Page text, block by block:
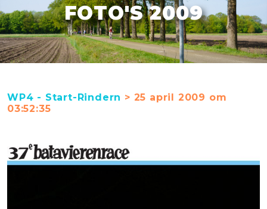
FOTO'S 2009
WP4 - Start-Rindern > 25 april 2009 om
03:52:35